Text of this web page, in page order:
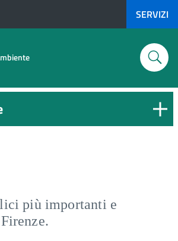
SERVIZI
più importanti e